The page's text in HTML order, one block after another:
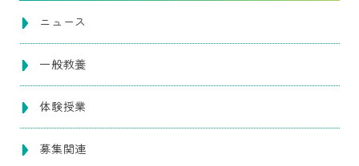
ニュース
一般教養
体験授業
募集関連